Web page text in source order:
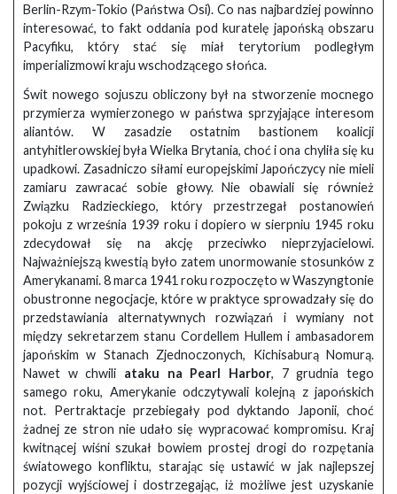
Berlin-Rzym-Tokio (Państwa Osi). Co nas najbardziej powinno
interesować, to fakt oddania pod kuratelę japońską obszaru
Pacyfiku, który stać się miał terytorium podległym
imperializmowi kraju wschodzącego słońca.
Świt nowego sojuszu obliczony był na stworzenie mocnego
przymierza wymierzonego w państwa sprzyjające interesom
aliantów. W zasadzie ostatnim bastionem koalicji
antyhitlerowskiej była Wielka Brytania, choć i ona chyliła się ku
upadkowi. Zasadniczo siłami europejskimi Japończycy nie mieli
zamiaru zawracać sobie głowy. Nie obawiali się również
Związku Radzieckiego, który przestrzegał postanowień
pokoju z września 1939 roku i dopiero w sierpniu 1945 roku
zdecydował się na akcję przeciwko nieprzyjacielowi.
Najważniejszą kwestią było zatem unormowanie stosunków z
Amerykanami. 8 marca 1941 roku rozpoczęto w Waszyngtonie
obustronne negocjacje, które w praktyce sprowadzały się do
przedstawiania alternatywnych rozwiązań i wymiany not
między sekretarzem stanu Cordellem Hullem i ambasadorem
japońskim w Stanach Zjednoczonych, Kichisaburą Nomurą.
Nawet w chwili ataku na Pearl Harbor, 7 grudnia tego
samego roku, Amerykanie odczytywali kolejną z japońskich
not. Pertraktacje przebiegały pod dyktando Japonii, choć
żadnej ze stron nie udało się wypracować kompromisu. Kraj
kwitnącej wiśni szukał bowiem prostej drogi do rozpętania
światowego konfliktu, starając się ustawić w jak najlepszej
pozycji wyjściowej i dostrzegając, iż możliwe jest uzyskanie